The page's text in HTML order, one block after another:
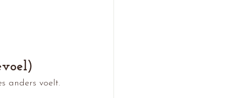
anders voelt.